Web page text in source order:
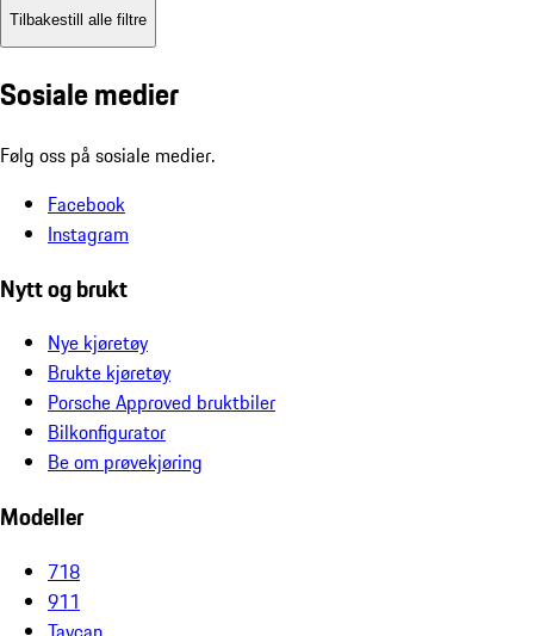
Tilbakestill alle filtre
Sosiale medier
Følg oss på sosiale medier.
Facebook
Instagram
Nytt og brukt
Nye kjøretøy
Brukte kjøretøy
Porsche Approved bruktbiler
Bilkonfigurator
Be om prøvekjøring
Modeller
718
911